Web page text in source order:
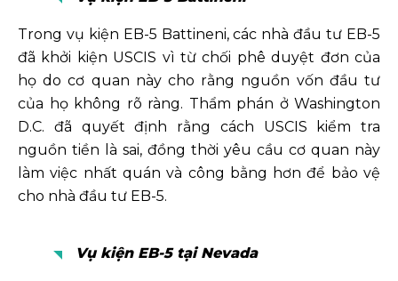
Trong vụ kiện EB-5 Battineni, các nhà đầu tư EB-5
đã khởi kiện USCIS vì từ chối phê duyệt đơn của
họ do cơ quan này cho rằng nguồn vốn đầu tư
của họ không rõ ràng. Thẩm phán ở Washington
D.C. đã quyết định rằng cách USCIS kiểm tra
nguồn tiền là sai, đồng thời yêu cầu cơ quan này
làm việc nhất quán và công bằng hơn để bảo vệ
cho nhà đầu tư EB-5.
Vụ kiện EB-5 tại Nevada